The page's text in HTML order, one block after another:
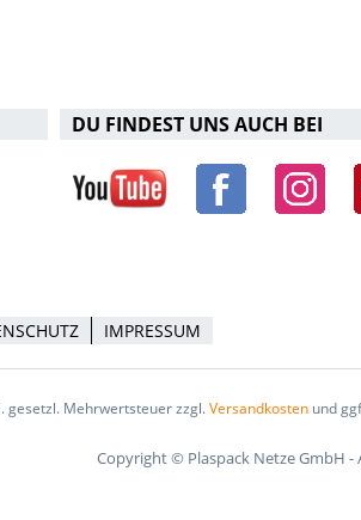
DU FINDEST UNS AUCH BEI
IMPRESSUM
gesetzl. Mehrwertsteuer zzgl.Versandkostenund
Copyright © Plaspack Netze GmbH -